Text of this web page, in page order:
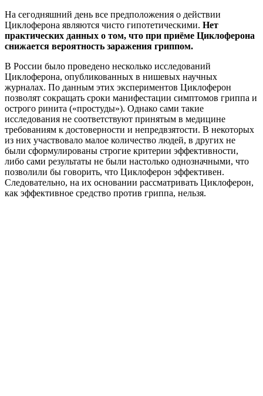
На сегодняшний день все предположения о действии
Циклоферона являются чисто гипотетическими. Нет
практических данных о том, что при приёме Циклоферона
снижается вероятность заражения гриппом.
В России было проведено несколько исследований
Циклоферона, опубликованных в нишевых научных
журналах. По данным этих экспериментов Циклоферон
позволят сокращать сроки манифестации симптомов гриппа и
острого ринита («простуды»). Однако сами такие
исследования не соответствуют принятым в медицине
требованиям к достоверности и непредвзятости. В некоторых
из них участвовало малое количество людей, в других не
были сформулированы строгие критерии эффективности,
либо сами результаты не были настолько однозначными, что
позволили бы говорить, что Циклоферон эффективен.
Следовательно, на их основании рассматривать Циклоферон,
как эффективное средство против гриппа, нельзя.